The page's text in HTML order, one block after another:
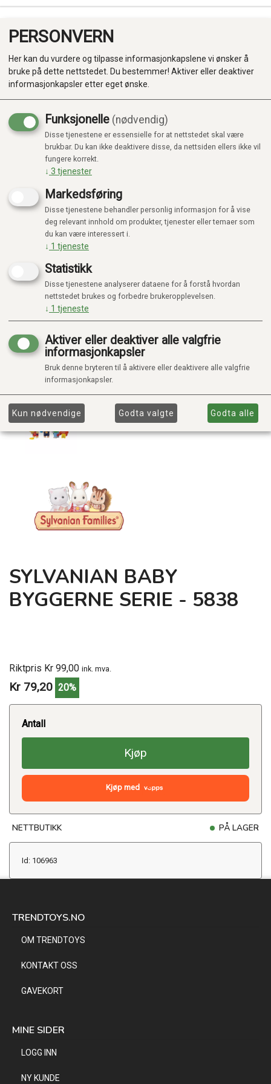
Produkter
Kategorier
Kampanje
SYLVANIAN BABY
BYGGERNE SERIE - 5838
Riktpris Kr 99,00 ink. mva.
Kr 79,20 20%
Antall
Kjøp
Kjøp med
NETTBUTIKK PÅ LAGER
Id: 106963
TRENDTOYS.NO
OM TRENDTOYS
KONTAKT OSS
GAVEKORT
MINE SIDER
LOGG INN
NY KUNDE
PERSONVERN
Her kan du vurdere og tilpasse informasjonkapslene vi ønsker å
bruke på dette nettstedet. Du bestemmer! Aktiver eller deaktiver
informasjonkapsler etter eget ønske.
Funksjonelle (nødvendig)
Disse tjenestene er essensielle for at nettstedet skal være
brukbar. Du kan ikke deaktivere disse, da nettsiden ellers ikke vil
fungere korrekt.
↓ 3 tjenester
Markedsføring
Disse tjenestene behandler personlig informasjon for å vise
deg relevant innhold om produkter, tjenester eller temaer som
du kan være interessert i.
↓ 1 tjeneste
Statistikk
Disse tjenestene analyserer dataene for å forstå hvordan
nettstedet brukes og forbedre brukeropplevelsen.
↓ 1 tjeneste
Aktiver eller deaktiver alle valgfrie
informasjonkapsler
Bruk denne bryteren til å aktivere eller deaktivere alle valgfrie
informasjonkapsler.
Kun nødvendige Godta valgte Godta alle